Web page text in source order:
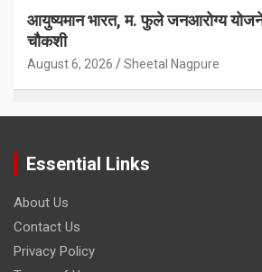
आयुष्यमान भारत, म. फुले जनआरोग्य
चौकशी
August 6, 2026 Sheetal Nagpure
Essential Links
About Us
Contact Us
Privacy Policy